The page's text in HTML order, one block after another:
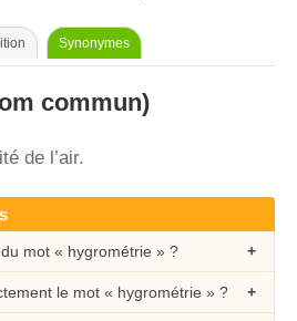
Synonymes
commun)
de l’air.
mot « hygrométrie » ?
le mot « hygrométrie » ?